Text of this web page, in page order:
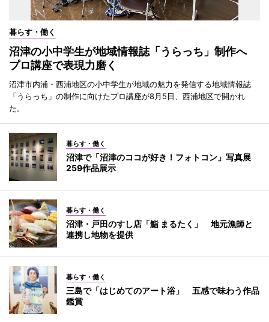
暮らす・働く
沼津の小中学生が地域情報誌「うらっち」制作へ
プロ講座で表現力磨く
沼津市内浦・西浦地区の小中学生が地域の魅力を発信する地域情報誌
「うらっち」の制作に向けたプロ講座が8月5日、西浦地区で開かれ
た。
暮らす・働く
沼津で「沼津のココが好き！フォトコン」写真展
259作品展示
暮らす・働く
沼津・戸田のすし店「鮨 まるたく」 地元漁師と
連携し地物を提供
暮らす・働く
三島で「はじめてのアート浴」 五感で味わう作品
鑑賞